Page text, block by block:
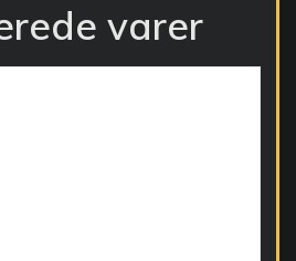
varer